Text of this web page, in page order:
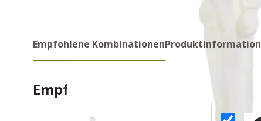
Empfohlene KombinationenProduktinformation
Empfohlene Kombinations